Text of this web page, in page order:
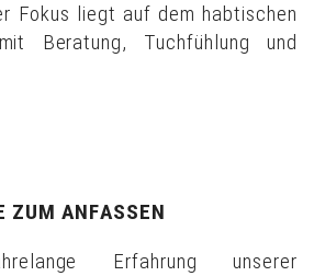
Fokus liegt auf dem habtischen
Beratung, Tuchfühlung und
ZUM ANFASSEN
Erfahrung unserer